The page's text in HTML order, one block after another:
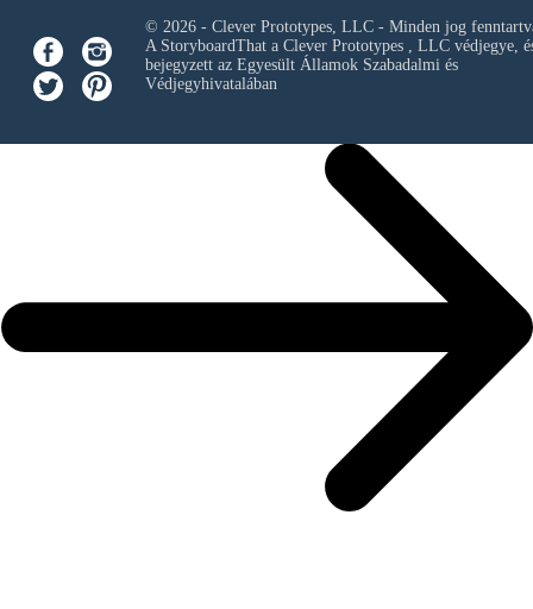
© 2026 - Clever Prototypes, LLC - Minden jog
A StoryboardThat a Clever Prototypes , LLCvédjegye,
bejegyzett az Egyesült Államok Szabadalmi és
Védjegyhivatalában